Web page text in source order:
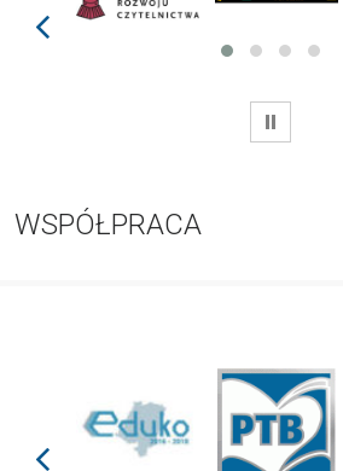
prev
WSTRZYMAJ
WSPÓŁPRACA
prev